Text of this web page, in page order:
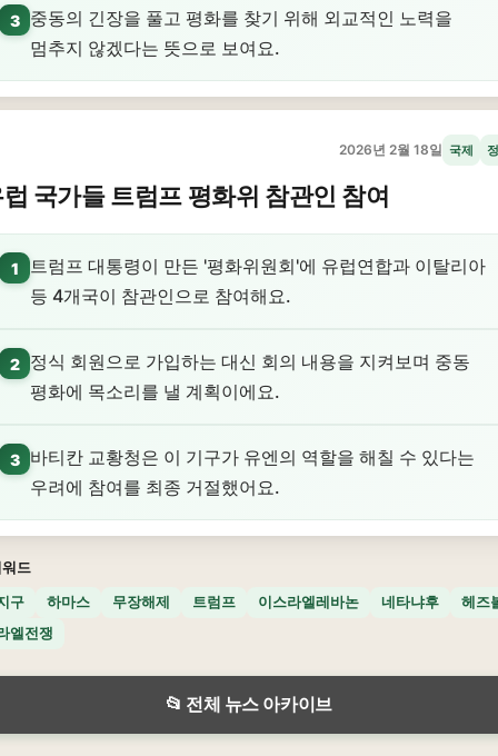
3
중동의 긴장을 풀고 평화를 찾기 위해 외교적인 노력을
멈추지 않겠다는 뜻으로 보여요.
2026년 2월 18일 국제
국가들 트럼프 평화위 참관인 참여
1
트럼프 대통령이 만든 '평화위원회'에 유럽연합과 이탈리아
등 4개국이 참관인으로 참여해요.
2
정식 회원으로 가입하는 대신 회의 내용을 지켜보며 중동
평화에 목소리를 낼 계획이에요.
3
바티칸 교황청은 이 기구가 유엔의 역할을 해칠 수 있다는
우려에 참여를 최종 거절했어요.
드
구
하마스 무장해제 트럼프 이스라엘레바논 네타냐후
헤즈
엘전쟁
📂 전체 뉴스 아카이브